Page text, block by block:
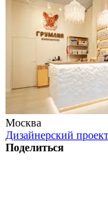
Москва
Дизайнерский
Поделиться